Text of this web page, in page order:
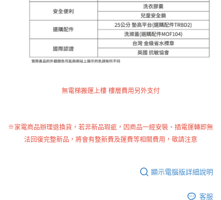
無電梯搬運上樓 樓層費用另外支付
※家電商品辦理退換貨，若非新品瑕疵，因商品一經安裝、插電運轉即無
法回復完整新品，將會有整新費及運費等相關費用，敬請注意
顯示電腦版詳細說明
客服